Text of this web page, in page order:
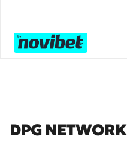
DPG NETWORK